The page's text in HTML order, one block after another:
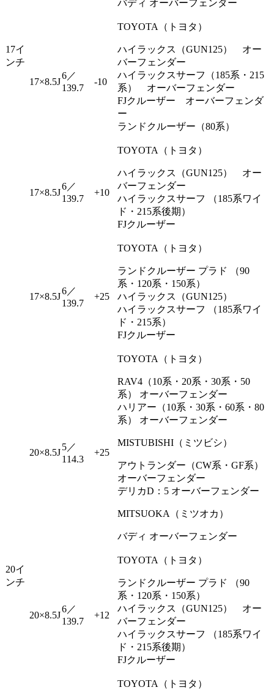
17イ
ンチ
バディ オーバーフェンダー
17×8.5J
6／
139.7
-10
TOYOTA（トヨタ）
ハイラックス（GUN125） オー
バーフェンダー
ハイラックスサーフ（185系・215
系） オーバーフェンダー
FJクルーザー オーバーフェンダ
ー
ランドクルーザー（80系）
17×8.5J
6／
139.7
+10
TOYOTA（トヨタ）
ハイラックス（GUN125） オー
バーフェンダー
ハイラックスサーフ （185系ワイ
ド・215系後期）
FJクルーザー
17×8.5J
6／
139.7
+25
TOYOTA（トヨタ）
ランドクルーザー プラド （90
系・120系・150系）
ハイラックス（GUN125）
ハイラックスサーフ （185系ワイ
ド・215系）
FJクルーザー
20イ
ンチ
20×8.5J
5／
114.3
+25
TOYOTA（トヨタ）
RAV4（10系・20系・30系・50
系） オーバーフェンダー
ハリアー（10系・30系・60系・80
系） オーバーフェンダー
MISTUBISHI（ミツビシ）
アウトランダー（CW系・GF系）
オーバーフェンダー
デリカD：5 オーバーフェンダー
MITSUOKA（ミツオカ）
バディ オーバーフェンダー
20×8.5J
6／
139.7
+12
TOYOTA（トヨタ）
ランドクルーザー プラド （90
系・120系・150系）
ハイラックス（GUN125） オー
バーフェンダー
ハイラックスサーフ （185系ワイ
ド・215系後期）
FJクルーザー
TOYOTA（トヨタ）